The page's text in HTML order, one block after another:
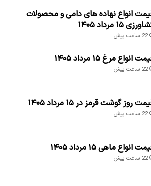
انواع نهاده های دامی و محصولات
۱۵ مرداد ۱۴۰۵
22 ساعت پیش
انواع مرغ ۱۵ مرداد ۱۴۰۵
22 ساعت پیش
روز گوشت قرمز در ۱۵ مرداد ۱۴۰۵
22 ساعت پیش
انواع ماهی ۱۵ مرداد ۱۴۰۵
22 ساعت پیش